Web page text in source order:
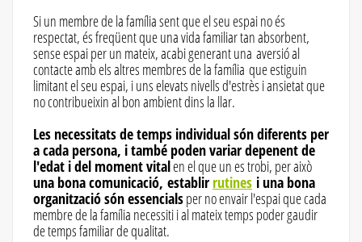
Si un membre de la família sent que el seu espai no és
respectat, és freqüent que una vida familiar tan absorbent,
sense espai per un mateix, acabi generant una aversió al
contacte amb els altres membres de la família que estiguin
limitant el seu espai, i uns elevats nivells d'estrès i ansietat que
no contribueixin al bon ambient dins la llar.
Les necessitats de temps individual són diferents per
a cada persona, i també poden variar depenent de
l'edat i del moment vitalen el que un es trobi, per això
una bona comunicació, establir rutines i una bona
organització són essencialsper no envair l'espai que cada
membre de la família necessiti i al mateix temps poder gaudir
de temps familiar de qualitat.